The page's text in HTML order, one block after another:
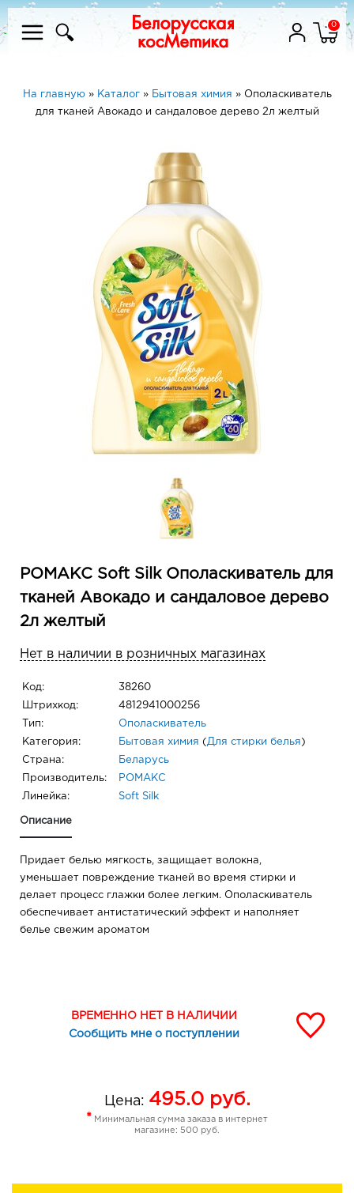
0
На главную» Каталог» Бытовая химия » Ополаскиватель
для тканей Авокадо и сандаловое дерево 2л желтый
РОМАКС Soft Silk Ополаскиватель для
тканей Авокадо и сандаловое дерево
2л желтый
Нет в наличии в розничных магазинах
Код: 38260
Штрихкод: 4812941000256
Тип: Ополаскиватель
Категория: Бытовая химия ( Для стирки белья )
Страна: Беларусь
Производитель: РОМАКС
Линейка: Soft Silk
Описание
Придает белью мягкость, защищает волокна,
уменьшает повреждение тканей во время стирки и
делает процесс глажки более легким. Ополаскиватель
обеспечивает антистатический эффект и наполняет
белье свежим ароматом
ВРЕМЕННО НЕТ В НАЛИЧИИ
Сообщить мне о поступлении
Цена: 495.0руб.
* Минимальная сумма заказа в интернет
магазине: 500 руб.